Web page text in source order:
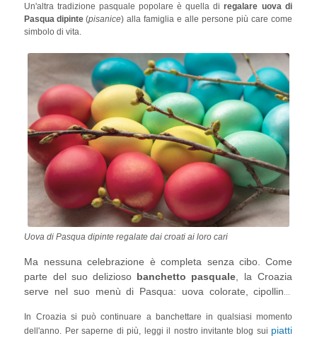
Un'altra tradizione pasquale popolare è quella diregalare uova di
Pasqua dipinte (pisanice) alla famiglia e alle persone più care come
simbolo di vita.
Uova di Pasqua dipinte regalate dai croati ai loro cari
Ma nessuna celebrazione è completa senza cibo. Come
parte del suo delizioso banchetto pasquale , la Croazia
serve nel suo menù di Pasqua: uova colorate, cipolline,
speciale con prosciutto cotto fatto in casa!
In Croazia si può continuare a banchettare in qualsiasi momento
dell'anno. Per saperne di più, leggi il nostro invitante blog sui piatti